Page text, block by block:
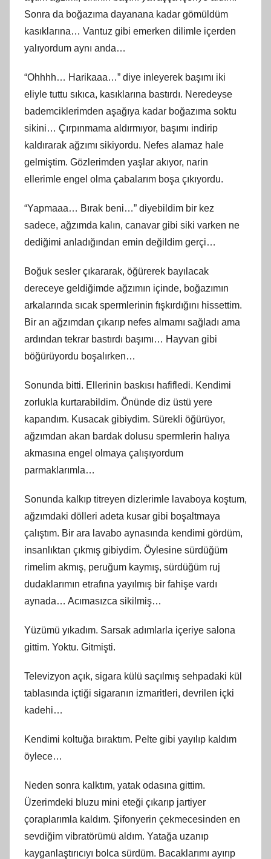
Sonra da boğazıma dayanana kadar gömüldüm
kasıklarına… Vantuz gibi emerken dilimle içerden
yalıyordum aynı anda…
“Ohhhh… Harikaaa…” diye inleyerek başımı iki
eliyle tuttu sıkıca, kasıklarına bastırdı. Neredeyse
bademciklerimden aşağıya kadar boğazıma soktu
sikini… Çırpınmama aldırmıyor, başımı indirip
kaldırarak ağzımı sikiyordu. Nefes alamaz hale
gelmiştim. Gözlerimden yaşlar akıyor, narin
ellerimle engel olma çabalarım boşa çıkıyordu.
“Yapmaaa… Bırak beni…” diyebildim bir kez
sadece, ağzımda kalın, canavar gibi siki varken ne
dediğimi anladığından emin değildim gerçi…
Boğuk sesler çıkararak, öğürerek bayılacak
dereceye geldiğimde ağzımın içinde, boğazımın
arkalarında sıcak spermlerinin fışkırdığını hissettim.
Bir an ağzımdan çıkarıp nefes almamı sağladı ama
ardından tekrar bastırdı başımı… Hayvan gibi
böğürüyordu boşalırken…
Sonunda bitti. Ellerinin baskısı hafifledi. Kendimi
zorlukla kurtarabildim. Önünde diz üstü yere
kapandım. Kusacak gibiydim. Sürekli öğürüyor,
ağzımdan akan bardak dolusu spermlerin halıya
akmasına engel olmaya çalışıyordum
parmaklarımla…
Sonunda kalkıp titreyen dizlerimle lavaboya koştum,
ağzımdaki dölleri adeta kusar gibi boşaltmaya
çalıştım. Bir ara lavabo aynasında kendimi gördüm,
insanlıktan çıkmış gibiydim. Öylesine sürdüğüm
rimelim akmış, peruğum kaymış, sürdüğüm ruj
dudaklarımın etrafına yayılmış bir fahişe vardı
aynada… Acımasızca sikilmiş…
Yüzümü yıkadım. Sarsak adımlarla içeriye salona
gittim. Yoktu. Gitmişti.
Televizyon açık, sigara külü saçılmış sehpadaki kül
tablasında içtiği sigaranın izmaritleri, devrilen içki
kadehi…
Kendimi koltuğa bıraktım. Pelte gibi yayılıp kaldım
öylece…
Neden sonra kalktım, yatak odasına gittim.
Üzerimdeki bluzu mini eteği çıkarıp jartiyer
çoraplarımla kaldım. Şifonyerin çekmecesinden en
sevdiğim vibratörümü aldım. Yatağa uzanıp
kayganlaştırıcıyı bolca sürdüm. Bacaklarımı ayırıp